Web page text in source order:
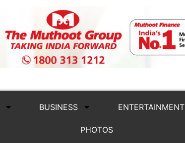
BUSINESS ENTERTAINMENT
PHOTOS